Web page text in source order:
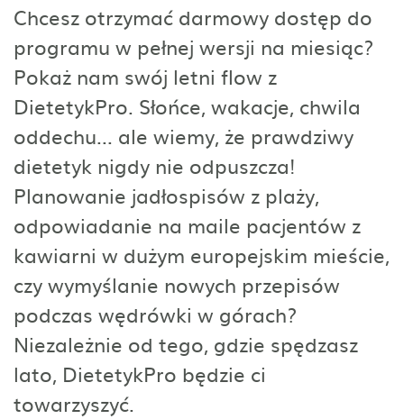
Chcesz otrzymać darmowy dostęp do
programu w pełnej wersji na miesiąc?
Pokaż nam swój letni flow z
DietetykPro. Słońce, wakacje, chwila
oddechu... ale wiemy, że prawdziwy
dietetyk nigdy nie odpuszcza!
Planowanie jadłospisów z plaży,
odpowiadanie na maile pacjentów z
kawiarni w dużym europejskim mieście,
czy wymyślanie nowych przepisów
podczas wędrówki w górach?
Niezależnie od tego, gdzie spędzasz
lato, DietetykPro będzie ci
towarzyszyć.